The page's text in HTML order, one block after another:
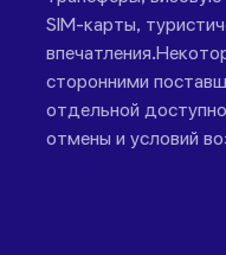
SIM-карты,
сторонними
отдельной
отмены и условий